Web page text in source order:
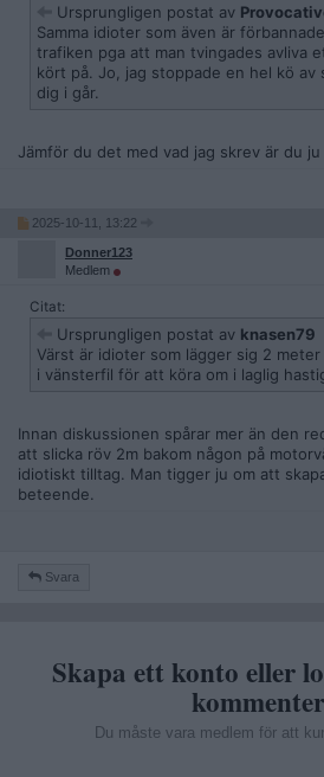
Ursprungligen postat av
Samma idioter som även är
trafiken pga att man tvingades avliva
kört på. Jo, jag stoppade en hel kö av
dig i går.
Jämför du det med vad jag skrev är du
2025-10-11, 13:22
Donner123
Medlem
Citat:
Ursprungligen postat av knasen79
Värst är idioter som lägger sig 2
i vänsterfil för att köra om i laglig
Innan diskussionen spårar mer än den
att slicka röv 2m bakom någon på
idiotiskt tilltag. Man tigger ju om att
beteende.
Svara
Skapa ett konto eller
Du måste vara medlem för att